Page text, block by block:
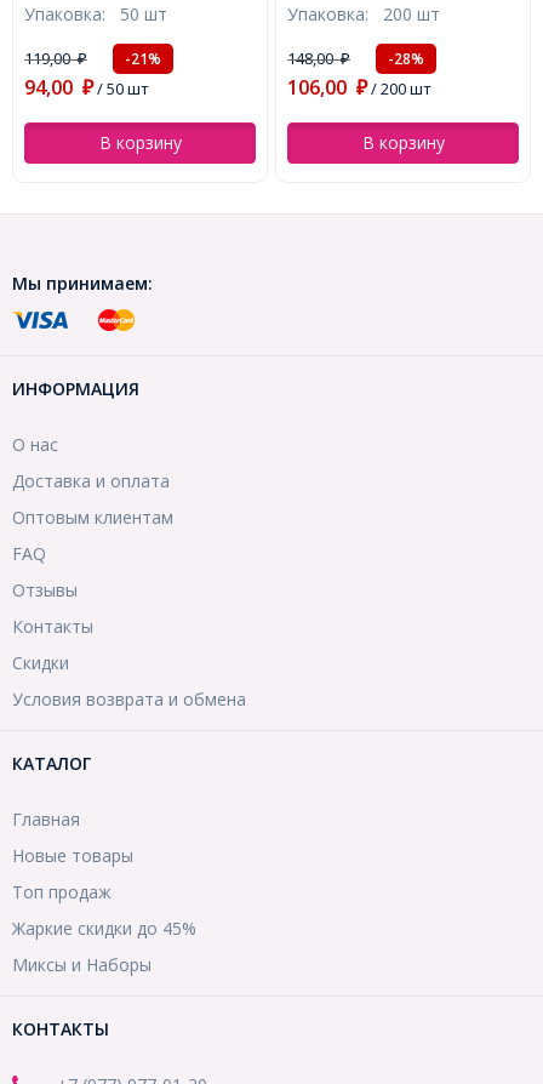
Отверстие 1мм, 200шт/
упаковка, (УТ100009570)
Упаковка:200 шт
148,00₽ -28%
106,00 ₽/ 200 шт
В корзину
12х5мм, Отверстие 0.5мм,
(УТ100010825)
Упаковка:10 шт
126,00₽ -28%
91,00 ₽/ 10 шт
В корзину
Мы принимаем:
ИНФОРМАЦИЯ
О нас
Доставка и оплата
Оптовым клиентам
FAQ
Отзывы
Контакты
Скидки
Условия возврата и обмена
КАТАЛОГ
Главная
Новые товары
Топ продаж
Жаркие скидки до 45%
Миксы и Наборы
КОНТАКТЫ